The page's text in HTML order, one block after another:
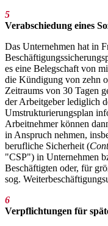
5
Verabschiedung eines
Das Unternehmen hat in
es eine Belegschaft von
die Kündigung von zehn
Zeitraums von 30 Tagen
der Arbeitgeber lediglich
Umstrukturierungsplan
Arbeitnehmer können
in Anspruch nehmen,
berufliche Sicherheit (
"CSP") in Unternehmen
Beschäftigten oder, für
sog.
6
Verpflichtungen für